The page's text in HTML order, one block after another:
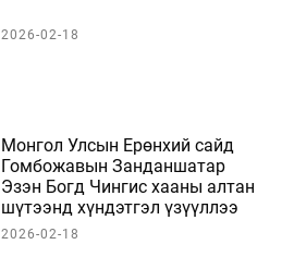
2026-02-18
Монгол Улсын Ерөнхий сайд
Гомбожавын Занданшатар
Эзэн Богд Чингис хааны алтан
шүтээнд хүндэтгэл үзүүллээ
2026-02-18